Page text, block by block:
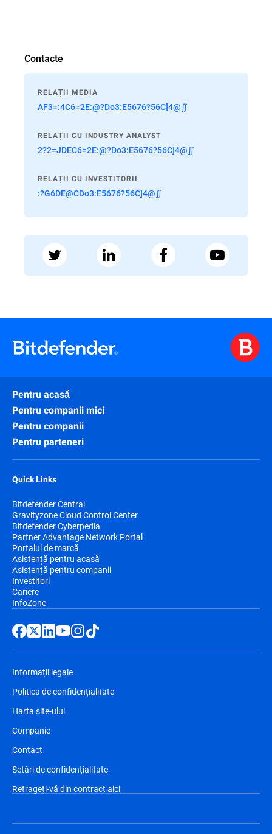
Contacte
RELAȚII MEDIA
AF3=:4C6=2E:@?Do3:E5676?56C]4@∬
RELAȚII CU INDUSTRY ANALYST
2?2=JDEC6=2E:@?Do3:E5676?56C]4@∬
RELAȚII CU INVESTITORII
:?G6DE@CDo3:E5676?56C]4@∬
Pentru acasă
Pentru companii mici
Pentru companii
Pentru parteneri
Quick Links
Bitdefender Central
Gravityzone Cloud Control Center
Bitdefender Cyberpedia
Partner Advantage Network Portal
Portalul de marcă
Asistență pentru acasă
Asistență pentru companii
Investitori
Cariere
InfoZone
Informații legale
Politica de confidențialitate
Harta site-ului
Companie
Contact
Setări de confidențialitate
Retrageți-vă din contract aici